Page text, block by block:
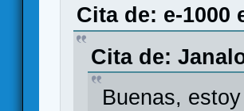
Cita de: e-1000
Cita de:
Buenas,